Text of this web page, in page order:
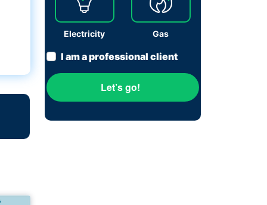
Electricity Gas
I am a professional client
Let’s go!